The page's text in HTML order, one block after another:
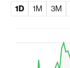
1D 1M 3M